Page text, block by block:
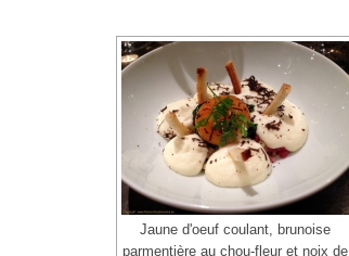
Jaune d'oeuf coulant, brunoise
parmentière au chou-fleur et noix de